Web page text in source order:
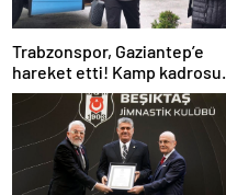
Trabzonspor, Gaziantep’e
hareket etti! Kamp kadrosu
açıklandı…